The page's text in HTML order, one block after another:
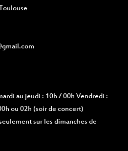
au jeudi : 10h / 00h Vendredi :
ou 02h (soir de concert)
sur les dimanches de